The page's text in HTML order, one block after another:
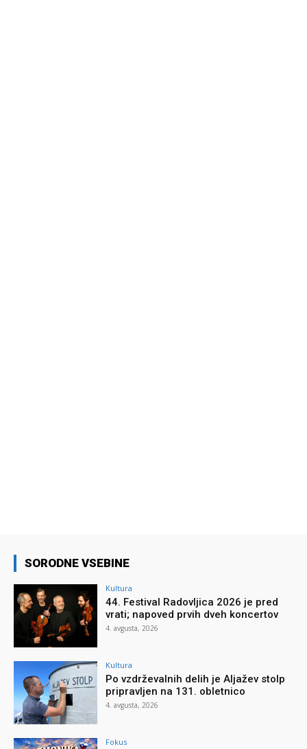
SORODNE VSEBINE
Kultura
44. Festival Radovljica 2026 je pred
vrati; napoved prvih dveh koncertov
4. avgusta, 2026
Kultura
Po vzdrževalnih delih je Aljažev stolp
pripravljen na 131. obletnico
4. avgusta, 2026
Fokus